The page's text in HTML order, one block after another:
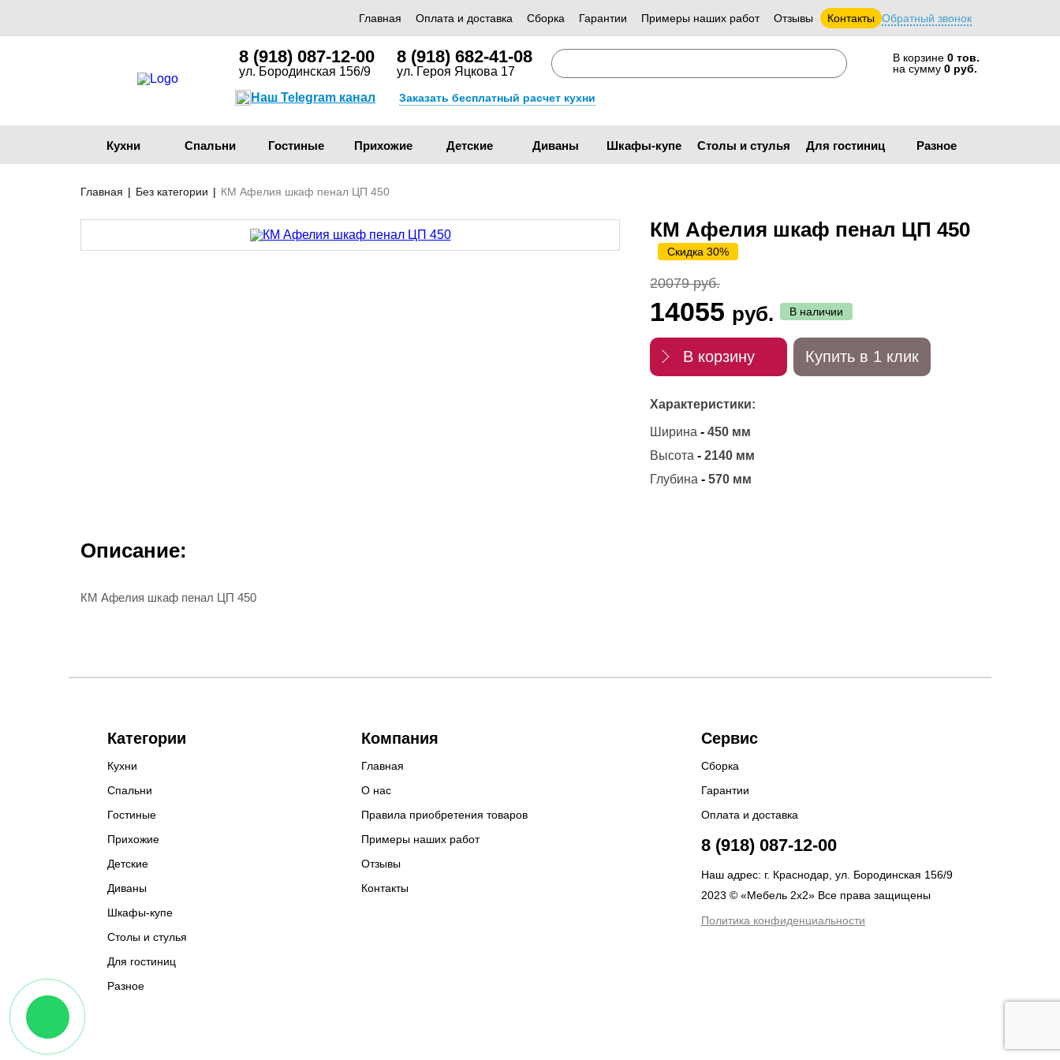
Главная Оплата и доставка Сборка Гарантии Примеры наших работ Отзывы Контакты Обратный звонок
8 (918) 087-12-00
ул. Бородинская 156/9
8 (918) 682-41-08
ул. Героя Яцкова 17
В корзине 0 тов.
на сумму 0 руб.
Наш Telegram канал Заказать бесплатный расчет кухни
Кухни Спальни Гостиные Прихожие Детские Диваны Шкафы-купе Столы и стулья Для гостиниц Разное
Главная | Без категории | КМ Афелия шкаф пенал ЦП 450
КМ Афелия шкаф пенал ЦП 450
Скидка 30%
20079 руб.
14055 руб. В наличии
В корзину Купить в 1 клик
Характеристики:
Ширина - 450 мм
Высота - 2140 мм
Глубина - 570 мм
Описание:
КМ Афелия шкаф пенал ЦП 450
Категории
Кухни
Спальни
Гостиные
Прихожие
Детские
Диваны
Шкафы-купе
Столы и стулья
Для гостиниц
Разное
Компания
Главная
О нас
Правила приобретения товаров
Примеры наших работ
Отзывы
Контакты
Сервис
Сборка
Гарантии
Оплата и доставка
8 (918) 087-12-00
Наш адрес: г. Краснодар, ул. Бородинская 156/9
2023 © «Мебель 2x2» Все права защищены
Политика конфиденциальности